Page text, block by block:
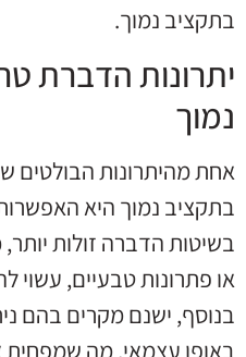
בתקציב נמוך.
יתרונות הדברת
נמוך
אחת מהיתרונות הבולטים
בתקציב נמוך היא
בשיטות הדברה זולות יותר,
או פתרונות טבעיים, עשוי
בנוסף, ישנם מקרים בהם
באופן עצמאי, מה שמפחית